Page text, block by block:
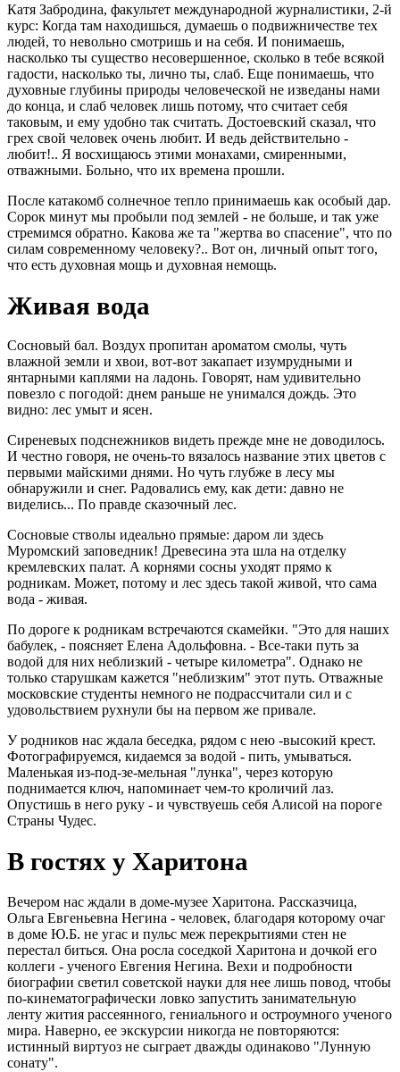
Катя Забродина, факультет международной журналистики, 2-й
курс: Когда там находишься, думаешь о подвижничестве тех
людей, то невольно смотришь и на себя. И понимаешь,
насколько ты существо несовершенное, сколько в тебе всякой
гадости, насколько ты, лично ты, слаб. Еще понимаешь, что
духовные глубины природы человеческой не изведаны нами
до конца, и слаб человек лишь потому, что считает себя
таковым, и ему удобно так считать. Достоевский сказал, что
грех свой человек очень любит. И ведь действительно -
любит!.. Я восхищаюсь этими монахами, смиренными,
отважными. Больно, что их времена прошли.
После катакомб солнечное тепло принимаешь как особый дар.
Сорок минут мы пробыли под землей - не больше, и так уже
стремимся обратно. Какова же та "жертва во спасение", что по
силам современному человеку?.. Вот он, личный опыт того,
что есть духовная мощь и духовная немощь.
Живая вода
Сосновый бал. Воздух пропитан ароматом смолы, чуть
влажной земли и хвои, вот-вот закапает изумрудными и
янтарными каплями на ладонь. Говорят, нам удивительно
повезло с погодой: днем раньше не унимался дождь. Это
видно: лес умыт и ясен.
Сиреневых подснежников видеть прежде мне не доводилось.
И честно говоря, не очень-то вязалось название этих цветов с
первыми майскими днями. Но чуть глубже в лесу мы
обнаружили и снег. Радовались ему, как дети: давно не
виделись... По правде сказочный лес.
Сосновые стволы идеально прямые: даром ли здесь
Муромский заповедник! Древесина эта шла на отделку
кремлевских палат. А корнями сосны уходят прямо к
родникам. Может, потому и лес здесь такой живой, что сама
вода - живая.
По дороге к родникам встречаются скамейки. "Это для наших
бабулек, - поясняет Елена Адольфовна. - Все-таки путь за
водой для них неблизкий - четыре километра". Однако не
только старушкам кажется "неблизким" этот путь. Отважные
московские студенты немного не подрассчитали сил и с
удовольствием рухнули бы на первом же привале.
У родников нас ждала беседка, рядом с нею -высокий крест.
Фотографируемся, кидаемся за водой - пить, умываться.
Маленькая из-под-зе-мельная "лунка", через которую
поднимается ключ, напоминает чем-то кроличий лаз.
Опустишь в него руку - и чувствуешь себя Алисой на пороге
Страны Чудес.
В гостях у Харитона
Вечером нас ждали в доме-музее Харитона. Рассказчица,
Ольга Евгеньевна Негина - человек, благодаря которому очаг
в доме Ю.Б. не угас и пульс меж перекрытиями стен не
перестал биться. Она росла соседкой Харитона и дочкой его
коллеги - ученого Евгения Негина. Вехи и подробности
биографии светил советской науки для нее лишь повод, чтобы
по-кинематографически ловко запустить занимательную
ленту жития рассеянного, гениального и остроумного ученого
мира. Наверно, ее экскурсии никогда не повторяются:
истинный виртуоз не сыграет дважды одинаково "Лунную
сонату".